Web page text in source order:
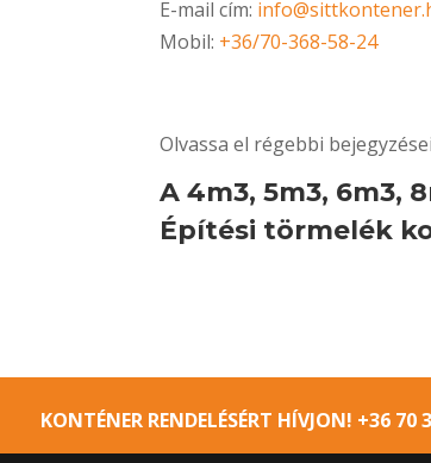
E-mail cím:
Mobil: +36/70-368-58-24
Olvassa el régebbi
A 4m3, 5m3, 6m3,
Építési törmelék
KONTÉNER RENDELÉSÉRT HÍVJON! +36 70